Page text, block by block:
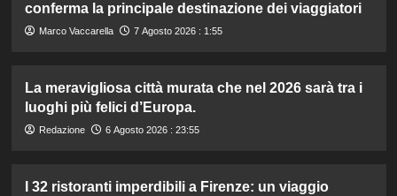
conferma la principale destinazione dei viaggiatori
Marco Vaccarella 7 Agosto 2026 : 1:55
La meravigliosa città murata che nel 2026 sarà tra i
luoghi più felici d’Europa.
Redazione 6 Agosto 2026 : 23:55
I 32 ristoranti imperdibili a Firenze: un viaggio